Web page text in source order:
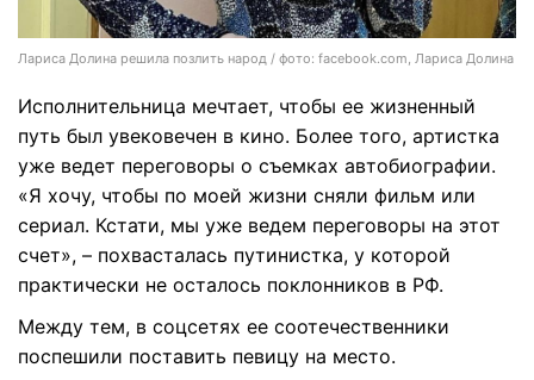
Лариса Долина решила позлить народ / фото: facebook.com, Лариса Долина
Исполнительница мечтает, чтобы ее жизненный
путь был увековечен в кино. Более того, артистка
уже ведет переговоры о съемках автобиографии.
«Я хочу, чтобы по моей жизни сняли фильм или
сериал. Кстати, мы уже ведем переговоры на этот
счет», – похвасталась путинистка, у которой
практически не осталось поклонников в РФ.
Между тем, в соцсетях ее соотечественники
поспешили поставить певицу на место.